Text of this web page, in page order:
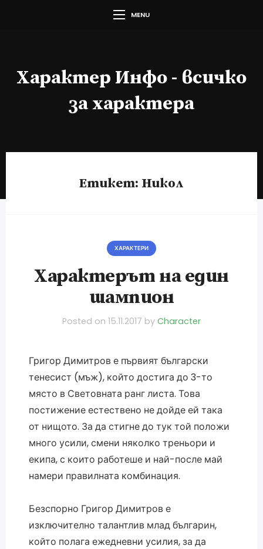
MENU
Характер Инфо - всичко
за характера
Етикет: Никол
ХАРАКТЕРИ
Характерът на един
шампион
Posted on 15.11.2017 by Character
Григор Димитров е първият български
тенесист (мъж), който достига до 3-то
място в Световната ранг листа. Това
постижение естествено не дойде ей така
от нищото. За да стигне до тук той положи
много усили, смени няколко треньори и
екипа, с които работеше и най-после май
намери правилната комбинация.
Безспорно Григор Димитров е
изключително талантлив млад българин,
който полага ежедневни усилия, за да